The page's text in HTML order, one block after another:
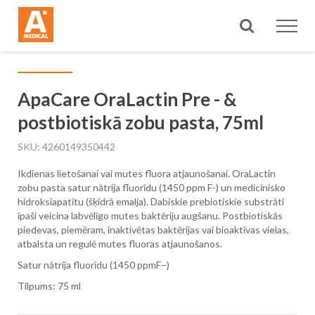
Meklēt
ApaCare OraLactin Pre - &
postbiotiskā zobu pasta, 75ml
SKU 4260149350442
Ikdienas lietošanai vai mutes fluora atjaunošanai. OraLactin
zobu pasta satur nātrija fluorīdu (1450 ppm F-) un medicīnisko
hidroksiapatītu (šķidrā emalja). Dabiskie prebiotiskie substrāti
īpaši veicina labvēlīgo mutes baktēriju augšanu. Postbiotiskās
piedevas, piemēram, inaktivētas baktērijas vai bioaktīvas vielas,
atbalsta un regulē mutes fluoras atjaunošanos.
Satur nātrija fluorīdu (1450 ppmF−)
Tilpums: 75 ml